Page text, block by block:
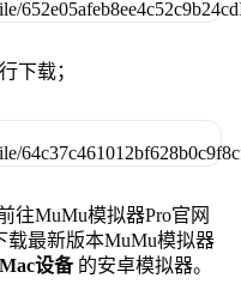
下载；
往MuMu模拟器Pro官网
载最新版本MuMu模拟器
设备 的安卓模拟器。